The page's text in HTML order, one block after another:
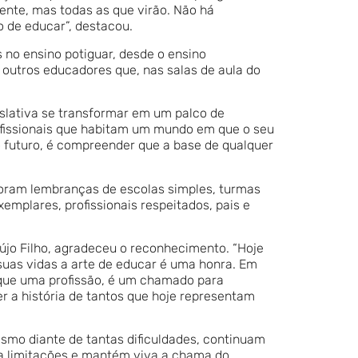
mas todas as que virão. Não há
educar”, destacou.
ensino potiguar, desde o ensino
educadores que, nas salas de aula do
se transformar em um palco de
que habitam um mundo em que o seu
é compreender que a base de qualquer
lembranças de escolas simples, turmas
profissionais respeitados, pais e
Filho, agradeceu o reconhecimento. “Hoje
vidas a arte de educar é uma honra. Em
uma profissão, é um chamado para
a história de tantos que hoje representam
diante de tantas dificuldades, continuam